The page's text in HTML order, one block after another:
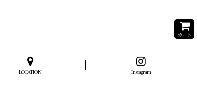
カート
LOCATION Instagram